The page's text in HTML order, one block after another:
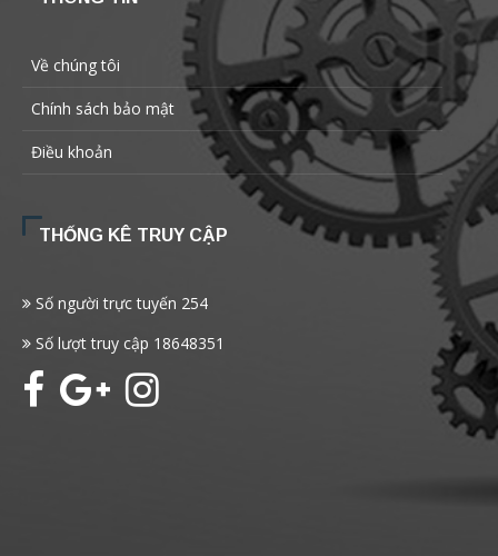
Về chúng tôi
Chính sách bảo mật
Điều khoản
THỐNG KÊ TRUY CẬP
Số người trực tuyến 254
Số lượt truy cập 18648351